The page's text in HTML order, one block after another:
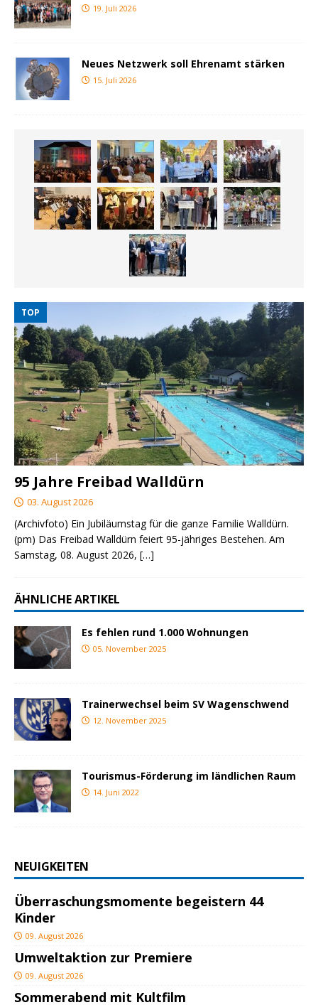
19. Juli 2026
Neues Netzwerk soll Ehrenamt stärken
15. Juli 2026
TOP
95 Jahre Freibad Walldürn
03. August 2026
(Archivfoto) Ein Jubiläumstag für die ganze Familie Walldürn.
(pm) Das Freibad Walldürn feiert 95-jähriges Bestehen. Am
Samstag, 08. August 2026, […]
ÄHNLICHE ARTIKEL
Es fehlen rund 1.000 Wohnungen
05. November 2025
Trainerwechsel beim SV Wagenschwend
12. November 2025
Tourismus-Förderung im ländlichen Raum
14. Juni 2022
NEUIGKEITEN
Überraschungsmomente begeistern 44
Kinder
09. August 2026
Umweltaktion zur Premiere
09. August 2026
Sommerabend mit Kultfilm